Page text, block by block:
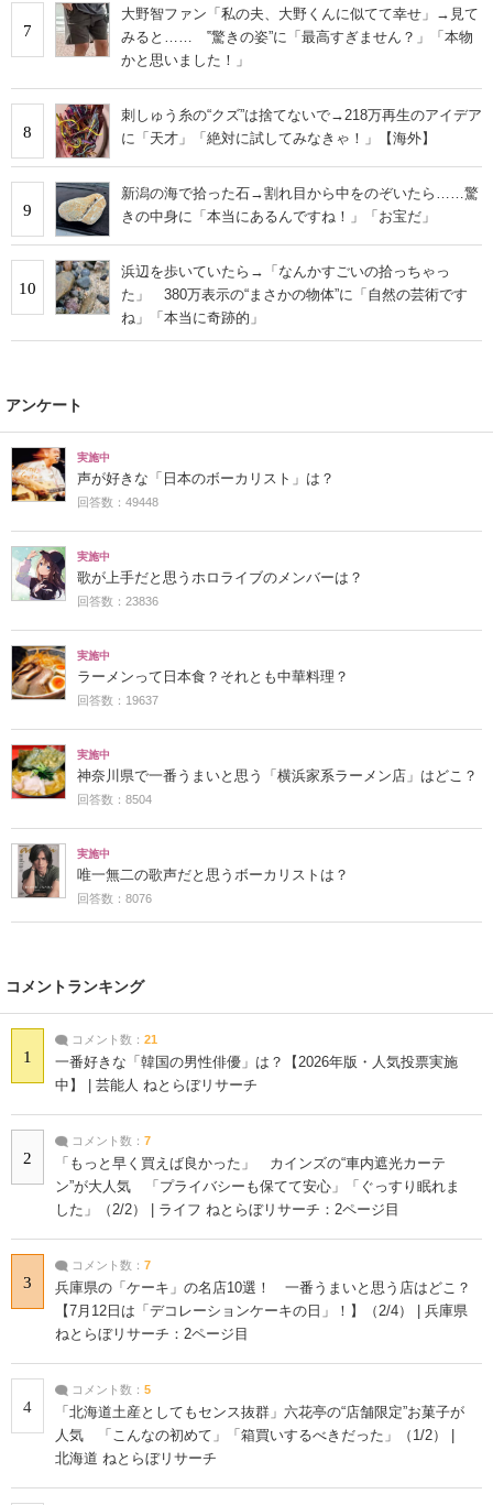
7
大野智ファン「私の夫、大野くんに似てて幸せ」→見て
みると…… ‟驚きの姿”に「最高すぎません？」「本物
かと思いました！」
8
刺しゅう糸の“クズ”は捨てないで→218万再生のアイデア
に「天才」「絶対に試してみなきゃ！」【海外】
9
新潟の海で拾った石→割れ目から中をのぞいたら……驚
きの中身に「本当にあるんですね！」「お宝だ」
10
浜辺を歩いていたら→「なんかすごいの拾っちゃっ
た」 380万表示の“まさかの物体”に「自然の芸術です
ね」「本当に奇跡的」
アンケート
実施中
声が好きな「日本のボーカリスト」は？
回答数：49448
実施中
歌が上手だと思うホロライブのメンバーは？
回答数：23836
実施中
ラーメンって日本食？それとも中華料理？
回答数：19637
実施中
神奈川県で一番うまいと思う「横浜家系ラーメン店」はどこ？
回答数：8504
実施中
唯一無二の歌声だと思うボーカリストは？
回答数：8076
コメントランキング
1
コメント数： 21
一番好きな「韓国の男性俳優」は？【2026年版・人気投票実施
中】 | 芸能人 ねとらぼリサーチ
2
コメント数： 7
「もっと早く買えば良かった」 カインズの“車内遮光カーテ
ン”が大人気 「プライバシーも保てて安心」「ぐっすり眠れま
した」（2/2） | ライフ ねとらぼリサーチ：2ページ目
3
コメント数： 7
兵庫県の「ケーキ」の名店10選！ 一番うまいと思う店はどこ？
【7月12日は「デコレーションケーキの日」！】（2/4） | 兵庫県
ねとらぼリサーチ：2ページ目
4
コメント数： 5
「北海道土産としてもセンス抜群」六花亭の“店舗限定”お菓子が
人気 「こんなの初めて」「箱買いするべきだった」（1/2） |
北海道 ねとらぼリサーチ